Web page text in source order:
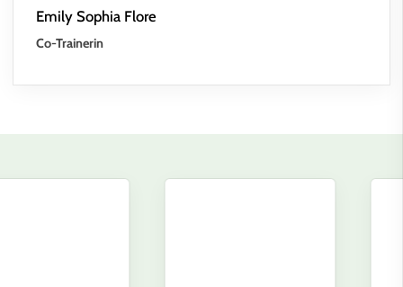
Emily Sophia Flore
Co-Trainerin